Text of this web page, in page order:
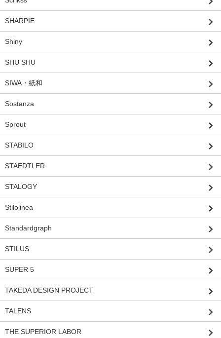
SHARPIE
Shiny
SHU SHU
SIWA・紙和
Sostanza
Sprout
STABILO
STAEDTLER
STALOGY
Stilolinea
Standardgraph
STILUS
SUPER 5
TAKEDA DESIGN PROJECT
TALENS
THE SUPERIOR LABOR